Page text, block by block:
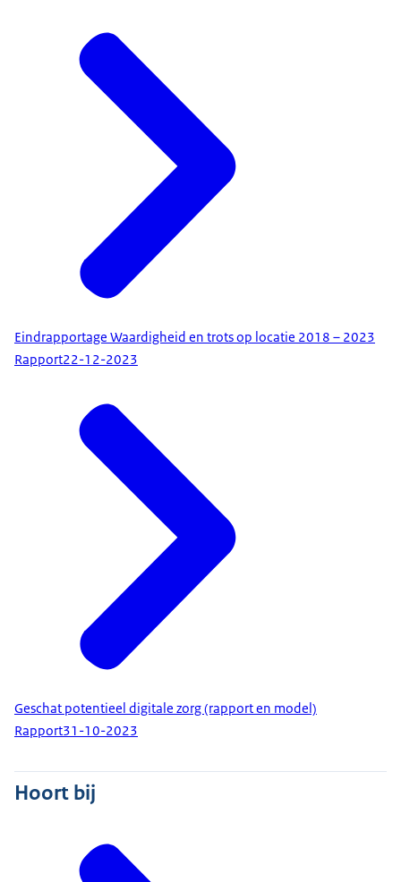
Eindrapportage Waardigheid en trots op locatie 2018 – 2023
Rapport22-12-2023
Geschat potentieel digitale zorg (rapport en model)
Rapport31-10-2023
Hoort bij